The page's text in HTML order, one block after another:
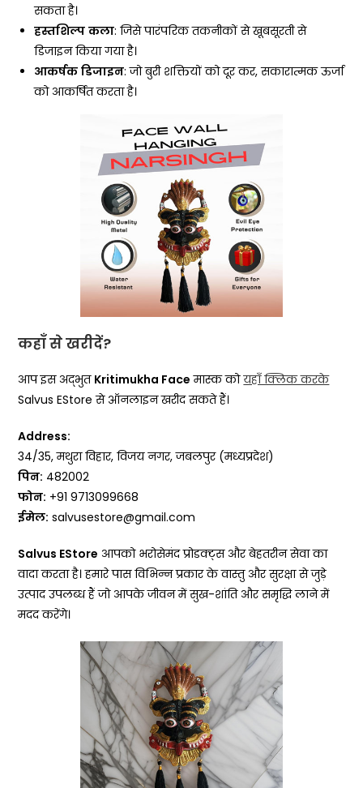
सकता है।
हस्तशिल्प कला: जिसे पारंपरिक तकनीकों से खूबसूरती से
डिजाइन किया गया है।
आकर्षक डिजाइन: जो बुरी शक्तियों को दूर कर, सकारात्मक ऊर्जा
को आकर्षित करता है।
कहाँ से खरीदें?
आप इस अद्भुत Kritimukha Face मास्क कोयहाँ क्लिक करके
Salvus EStore से ऑनलाइन खरीद सकते हैं।
Address:
34/35, मथुरा विहार, विजय नगर, जबलपुर (मध्यप्रदेश)
पिन: 482002
फोन: +91 9713099668
ईमेल: salvusestore@gmail.com
Salvus EStore आपको भरोसेमंद प्रोडक्ट्स और बेहतरीन सेवा का
वादा करता है। हमारे पास विभिन्न प्रकार के वास्तु और सुरक्षा से जुड़े
उत्पाद उपलब्ध हैं जो आपके जीवन में सुख-शांति और समृद्धि लाने में
मदद करेंगे।